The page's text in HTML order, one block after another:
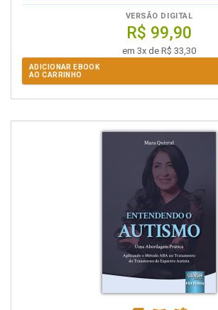
VERSÃO DIGITAL
R$ 99,90
em 3x de R$ 33,30
ADICIONAR EBOOK
AO CARRINHO